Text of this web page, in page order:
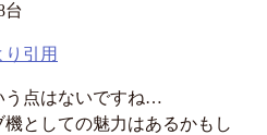
台
引用
う点はないですね…
としての魅力はあるかもし